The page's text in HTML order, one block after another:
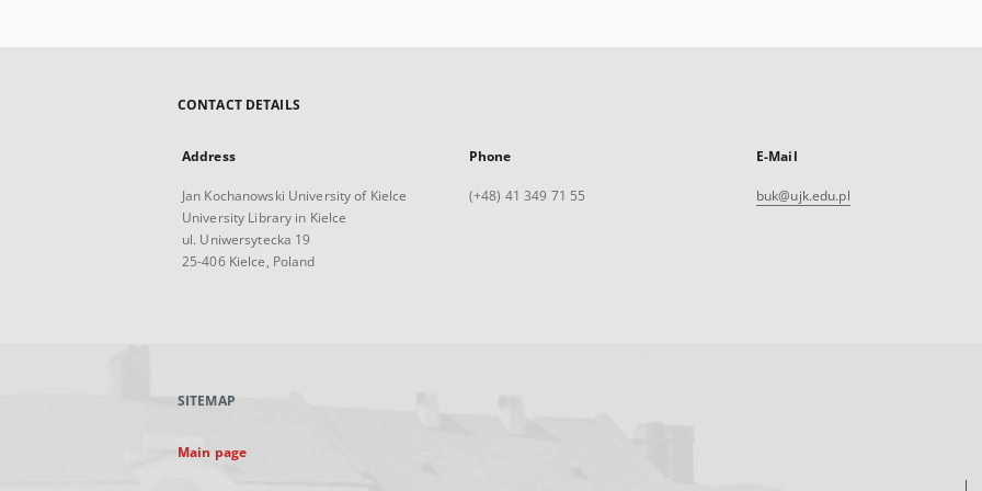
CONTACT DETAILS
Address
Jan Kochanowski University of Kielce
University Library in Kielce
ul. Uniwersytecka 19
25-406 Kielce, Poland
Phone
(+48) 41 349 71 55
E-Mail
buk@ujk.edu.pl
SITEMAP
Main page